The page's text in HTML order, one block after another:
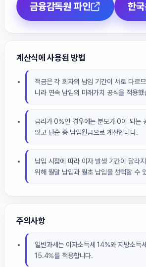
금융감독원 파인 한
계산식에 사용된 방법
적금은 각 회차의 납입 기간이 서로 다르
니라 연속 납입의 미래가치 공식을 적용했
금리가 0%인 경우에는 분모가 0이 되는
않고 단순 총 납입원금으로 계산합니다.
납입 시점에 따라 이자 발생 기간이 달라
위해 월말 납입과 월초 납입을 선택할 수
주의사항
일반과세는 이자소득세 14%와 지방소득
15.4%를 적용합니다.